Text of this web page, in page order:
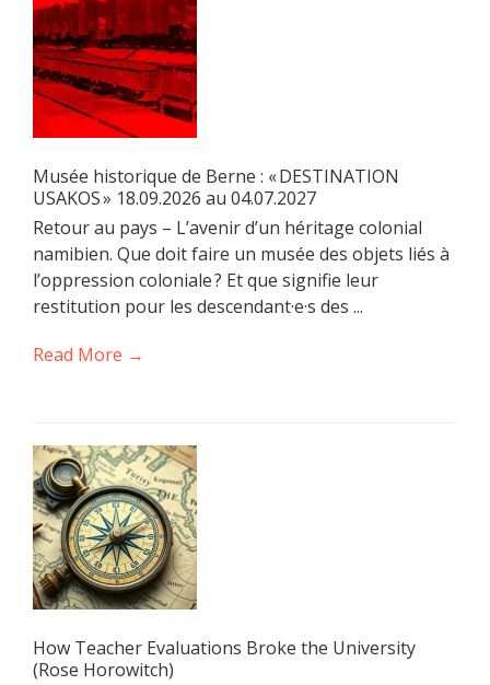
Musée historique de Berne : « DESTINATION
USAKOS » 18.09.2026 au 04.07.2027
Retour au pays – L’avenir d’un héritage colonial
namibien. Que doit faire un musée des objets liés à
l’oppression coloniale ? Et que signifie leur
restitution pour les descendant·e·s des ...
Read More →
How Teacher Evaluations Broke the University
(Rose Horowitch)